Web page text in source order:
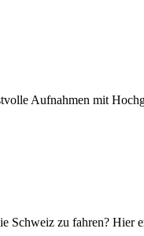
Aufnahmen mit
Schweiz zu fahren? Hier